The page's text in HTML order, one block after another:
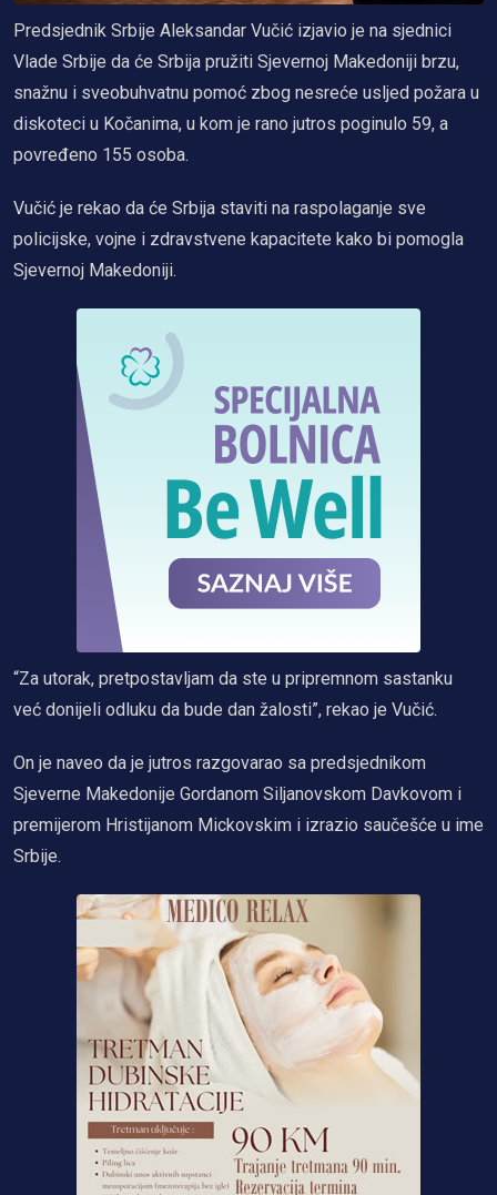
Predsjednik Srbije Aleksandar Vučić izjavio je na sjednici
Vlade Srbije da će Srbija pružiti Sjevernoj Makedoniji brzu,
snažnu i sveobuhvatnu pomoć zbog nesreće usljed požara u
diskoteci u Kočanima, u kom je rano jutros poginulo 59, a
povređeno 155 osoba.
Vučić je rekao da će Srbija staviti na raspolaganje sve
policijske, vojne i zdravstvene kapacitete kako bi pomogla
Sjevernoj Makedoniji.
“Za utorak, pretpostavljam da ste u pripremnom sastanku
već donijeli odluku da bude dan žalosti”, rekao je Vučić.
On je naveo da je jutros razgovarao sa predsjednikom
Sjeverne Makedonije Gordanom Siljanovskom Davkovom i
premijerom Hristijanom Mickovskim i izrazio saučešće u ime
Srbije.